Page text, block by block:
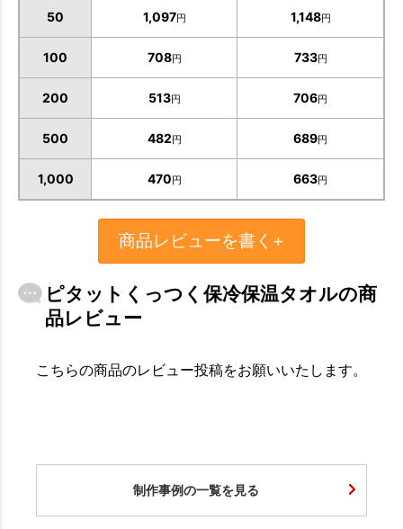
お買い物を続ける カートへ進む
50 1,097円 1,148円
100 708円 733円
200 513円 706円
500 482円 689円
1,000 470円 663円
商品レビューを書く+
ピタットくっつく保冷保温タオルの商
品レビュー
こちらの商品のレビュー投稿をお願いいたします。
制作事例の一覧を見る